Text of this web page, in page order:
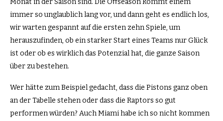
Monat in der Saison sind. Die Oﬀseason kommt einem
immer so unglaublich lang vor, und dann geht es endlich los,
wir warten gespannt auf die ersten zehn Spiele, um
herauszufinden, ob ein starker Start eines Teams nur Glück
ist oder ob es wirklich das Potenzial hat, die ganze Saison
über zu bestehen.
Wer hätte zum Beispiel gedacht, dass die Pistons ganz oben
an der Tabelle stehen oder dass die Raptors so gut
performen würden? Auch Miami habe ich so nicht kommen